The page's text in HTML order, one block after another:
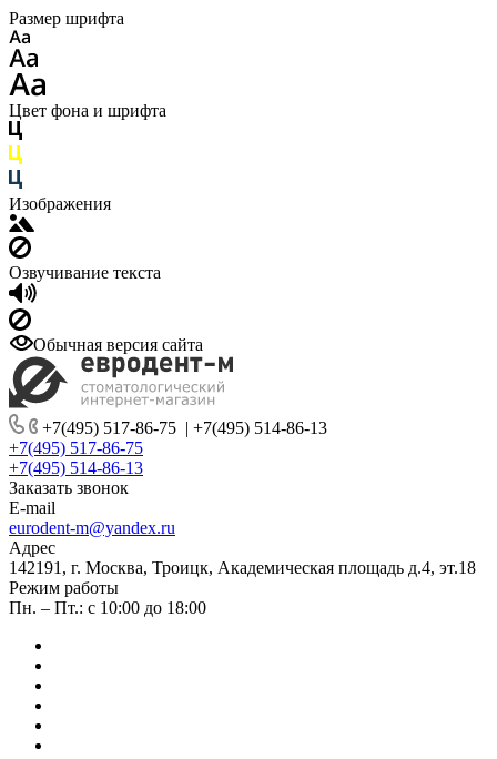
Размер шрифта
Цвет фона и шрифта
Изображения
Озвучивание текста
Обычная версия сайта
+7(495) 517-86-75 | +7(495) 514-86-13
+7(495) 517-86-75
+7(495) 514-86-13
Заказать звонок
E-mail
eurodent-m@yandex.ru
Адрес
142191, г. Москва, Троицк, Академическая площадь д.4, эт.18
Режим работы
Пн. – Пт.: с 10:00 до 18:00